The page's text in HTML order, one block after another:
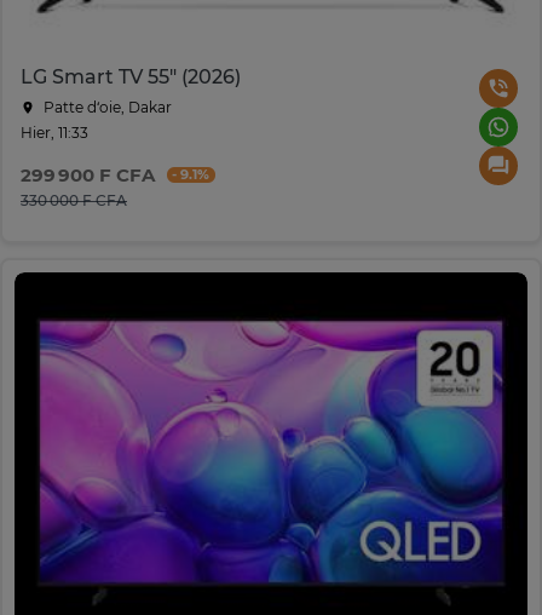
LG Smart TV 55" (2026)
Patte d‘oie, Dakar
Hier, 11:33
299 900 F CFA - 9.1%
330 000 F CFA